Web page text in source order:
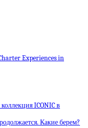
Experiences in
ICONIC в
Какие берем?